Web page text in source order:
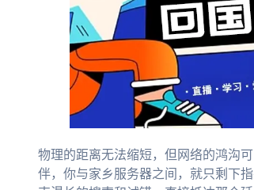
物理的距离无法缩短，但网络的鸿沟
伴，你与家乡服务器之间，就只剩下